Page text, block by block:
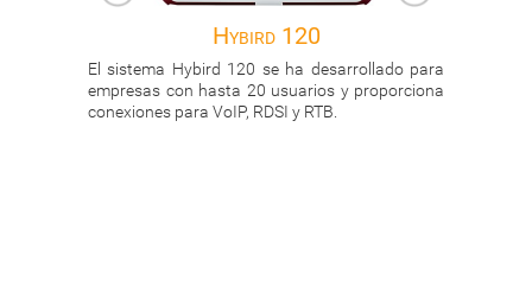
ha desarrollado para
usuarios y proporciona
N510 IP PRO
Centralita DECT VoIP para un máximo
extensiones y 4 conversaciones